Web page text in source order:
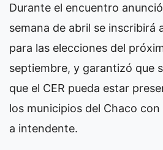
Durante el encuentro
semana de abril se inscribirá
para las elecciones del
septiembre, y garantizó que
que el CER pueda estar
los municipios del Chaco
a intendente.